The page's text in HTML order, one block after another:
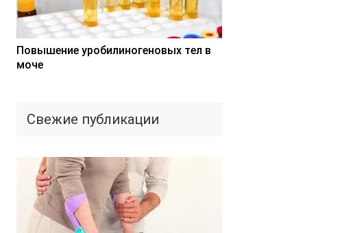
Повышение уробилиногеновых тел в
моче
Свежие публикации